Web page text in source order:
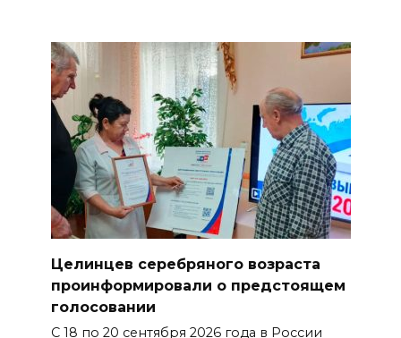
Целинцев серебряного возраста
проинформировали о предстоящем
голосовании
С 18 по 20 сентября 2026 года в России